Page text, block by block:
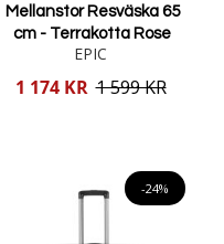
Mellanstor Resväska 65
cm - Terrakotta Rose
EPIC
Reducerat
1 174 KR 1 599 KR
-24%